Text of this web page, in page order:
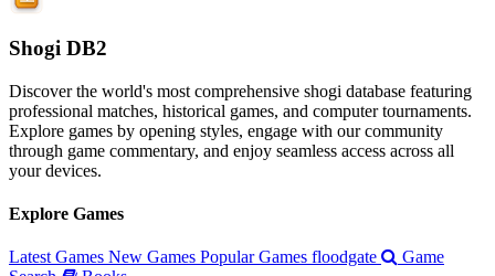
Shogi DB2
Discover the world's most comprehensive shogi database featuring
professional matches, historical games, and computer tournaments.
Explore games by opening styles, engage with our community
through game commentary, and enjoy seamless access across all
your devices.
Explore Games
Latest Games New Games Popular Games floodgate
Game